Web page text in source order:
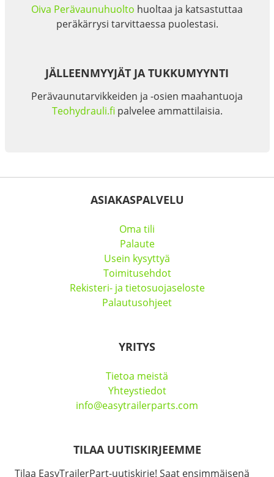
Oiva Perävaunuhuolto huoltaa ja katsastuttaa
peräkärrysi tarvittaessa puolestasi.
JÄLLEENMYYJÄT JA TUKKUMYYNTI
Perävaunutarvikkeiden ja -osien maahantuoja
Teohydrauli.fi palvelee ammattilaisia.
ASIAKASPALVELU
Oma tili
Palaute
Usein kysyttyä
Toimitusehdot
Rekisteri- ja tietosuojaseloste
Palautusohjeet
YRITYS
Tietoa meistä
Yhteystiedot
info@easytrailerparts.com
TILAA UUTISKIRJEEMME
Tilaa EasyTrailerPart-uutiskirje! Saat ensimmäisenä